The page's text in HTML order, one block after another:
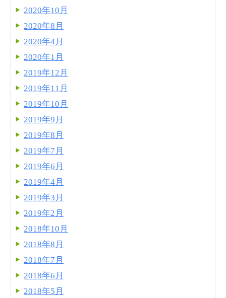
2020年10月
2020年8月
2020年4月
2020年1月
2019年12月
2019年11月
2019年10月
2019年9月
2019年8月
2019年7月
2019年6月
2019年4月
2019年3月
2019年2月
2018年10月
2018年8月
2018年7月
2018年6月
2018年5月